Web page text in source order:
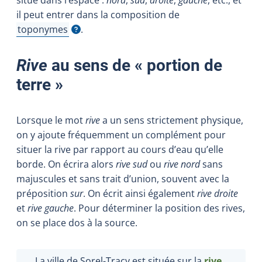
il peut entrer dans la composition de
toponymes
Afficher l'infobulle
.
Rive au sens de « portion de
terre »
Lorsque le motrivea un sens strictement physique,
on y ajoute fréquemment un complément pour
situer la rive par rapport au cours d’eau qu’elle
borde. On écrira alors rive sudou rive nordsans
majuscules et sans trait d’union, souvent avec la
préposition sur. On écrit ainsi égalementrive droite
etrive gauche. Pour déterminer la position des rives,
on se place dos à la source.